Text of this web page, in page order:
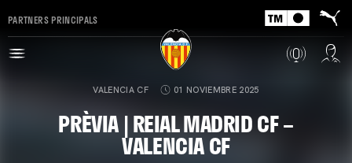
PARTNERS PRINCIPALS
VALENCIA CF 01 NOVIEMBRE 2025
PRÈVIA | REIAL MADRID CF –
VALENCIA CF